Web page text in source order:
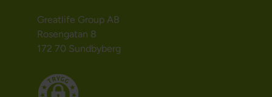
Greatlife Group AB
Rosengatan 8
172 70 Sundbyberg